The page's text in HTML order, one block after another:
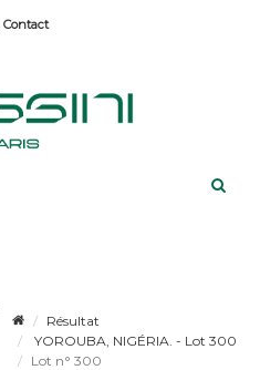
Contact
Résultat
YOROUBA, NIGÉRIA. - Lot 300
Lot n° 300